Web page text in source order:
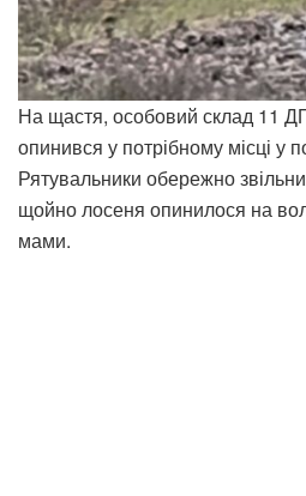
На щастя, особовий склад 11
опинився у потрібному місці у
Рятувальники обережно
щойно лосеня опинилося на
мами.